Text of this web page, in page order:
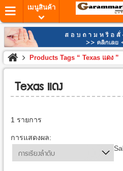
เมนูสินค้า
Products Tags “ Texas แดง ”
Texas แดง
1 รายการ
การแสดงผล:
การเรียงลำดับ